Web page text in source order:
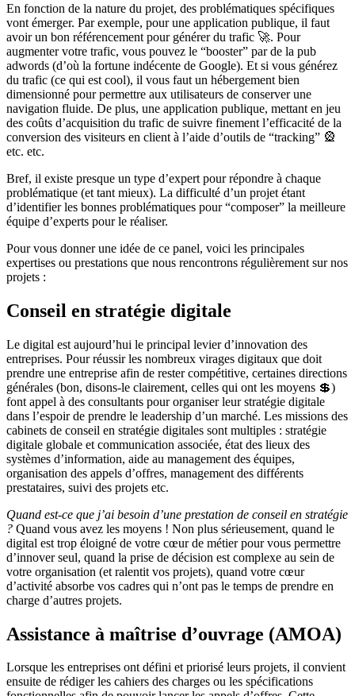
En fonction de la nature du projet, des problématiques spécifiques
vont émerger. Par exemple, pour une application publique, il faut
avoir un bon référencement pour générer du trafic 🚀. Pour
augmenter votre trafic, vous pouvez le “booster” par de la pub
adwords (d’où la fortune indécente de Google). Et si vous générez
du trafic (ce qui est cool), il vous faut un hébergement bien
dimensionné pour permettre aux utilisateurs de conserver une
navigation fluide. De plus, une application publique, mettant en jeu
des coûts d’acquisition du trafic de suivre finement l’efficacité de la
conversion des visiteurs en client à l’aide d’outils de “tracking” 🎡
etc. etc.
Bref, il existe presque un type d’expert pour répondre à chaque
problématique (et tant mieux). La difficulté d’un projet étant
d’identifier les bonnes problématiques pour “composer” la meilleure
équipe d’experts pour le réaliser.
Pour vous donner une idée de ce panel, voici les principales
expertises ou prestations que nous rencontrons régulièrement sur nos
projets :
Conseil en stratégie digitale
Le digital est aujourd’hui le principal levier d’innovation des
entreprises. Pour réussir les nombreux virages digitaux que doit
prendre une entreprise afin de rester compétitive, certaines directions
générales (bon, disons-le clairement, celles qui ont les moyens 💲)
font appel à des consultants pour organiser leur stratégie digitale
dans l’espoir de prendre le leadership d’un marché. Les missions des
cabinets de conseil en stratégie digitales sont multiples : stratégie
digitale globale et communication associée, état des lieux des
systèmes d’information, aide au management des équipes,
organisation des appels d’offres, management des différents
prestataires, suivi des projets etc.
Quand est-ce que j’ai besoin d’une prestation de conseil en stratégie
? Quand vous avez les moyens ! Non plus sérieusement, quand le
digital est trop éloigné de votre cœur de métier pour vous permettre
d’innover seul, quand la prise de décision est complexe au sein de
votre organisation (et ralentit vos projets), quand votre cœur
d’activité absorbe vos cadres qui n’ont pas le temps de prendre en
charge d’autres projets.
Assistance à maîtrise d’ouvrage (AMOA)
Lorsque les entreprises ont défini et priorisé leurs projets, il convient
ensuite de rédiger les cahiers des charges ou les spécifications